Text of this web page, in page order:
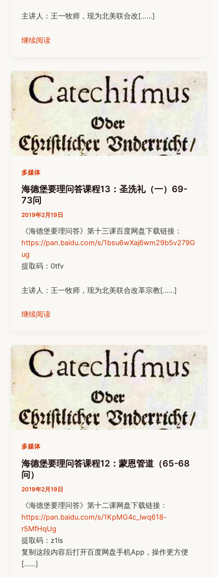
主讲人：王一牧师，现为北美联合改[……]
继续阅读
多媒体
海德堡要理问答课程13：圣洗礼（一）69-
73问
2019年2月19日
《海德堡要理问答》第十三课百度网盘下载链接：
https://pan.baidu.com/s/1bsu6wXaj6wm29b5v279G
ug
提取码：0tfv
主讲人：王一牧师，现为北美联合改革宗教[……]
继续阅读
多媒体
海德堡要理问答课程12：蒙恩管道（65-68
问）
2019年2月19日
《海德堡要理问答》第十二课网盘下载链接：
https://pan.baidu.com/s/1KpMG4c_lwq618-
r5MfHqUg
提取码：z1ls
复制这段内容后打开百度网盘手机App，操作更方便
[……]